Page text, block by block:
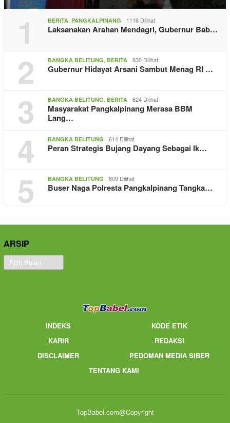
1 BERITA PANGKALPINANG 1116 Dilihat
Laksanakan Arahan Mendagri, Gubernur Bab…
2 BANGKA BELITUNG BERITA 630 Dilihat
Gubernur Hidayat Arsani Sambut Menag RI …
3 BANGKA BELITUNG BERITA 624 Dilihat
Masyarakat Pangkalpinang Merasa BBM
Lang…
4 BANGKA BELITUNG 614 Dilihat
Peran Strategis Bujang Dayang Sebagai Ik…
5 BANGKA BELITUNG 609 Dilihat
Buser Naga Polresta Pangkalpinang Tangka…
ARSIP
Arsip
INDEKS
KODE ETIK
KARIR
REDAKSI
DISCLAIMER
PEDOMAN MEDIA SIBER
TENTANG KAMI
TopBabel.com@Copyright